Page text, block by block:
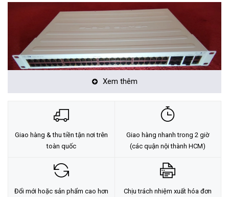
Xem thêm
Giao hàng & thu tiền tận nơi trên
toàn quốc
Giao hàng nhanh trong 2 giờ
(các quận nội thành HCM)
Đổi mới hoặc sản phẩm cao hơn
Chịu trách nhiệm xuất hóa đơn